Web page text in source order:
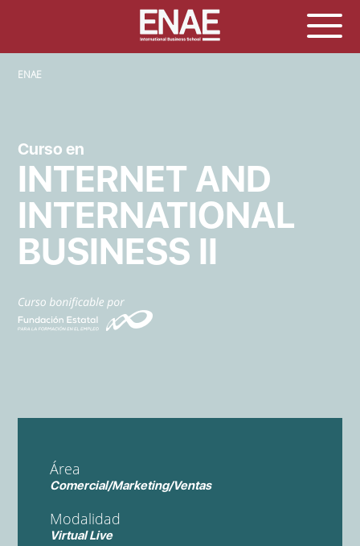
SOBRESCRIBIR ENLACES DE AYUDA A LA NAVEGACIÓN
ENAE
Curso en
INTERNET AND
INTERNATIONAL
BUSINESS II
Área
Comercial/Marketing/Ventas
Modalidad
Virtual Live